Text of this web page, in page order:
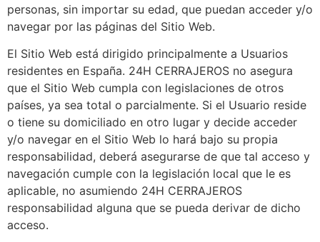
personas, sin importar su edad, que puedan acceder y/o
navegar por las páginas del Sitio Web.
El Sitio Web está dirigido principalmente a Usuarios
residentes en España. 24H CERRAJEROS no asegura
que el Sitio Web cumpla con legislaciones de otros
países, ya sea total o parcialmente. Si el Usuario reside
o tiene su domiciliado en otro lugar y decide acceder
y/o navegar en el Sitio Web lo hará bajo su propia
responsabilidad, deberá asegurarse de que tal acceso y
navegación cumple con la legislación local que le es
aplicable, no asumiendo 24H CERRAJEROS
responsabilidad alguna que se pueda derivar de dicho
acceso.